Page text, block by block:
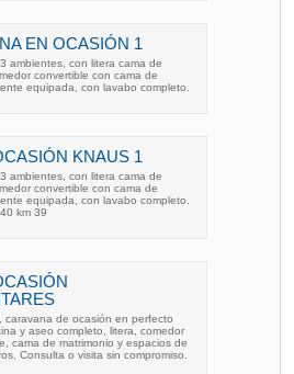
EN OCASIÓN 1
ambientes, con litera cama de
convertible con cama de
equipada, con lavabo completo.
KNAUS 1
ambientes, con litera cama de
convertible con cama de
equipada, con lavabo completo.
km 39
caravana de ocasión en perfecto
y aseo completo, litera, comedor
cama de matrimonio y espacios de
Consulta o visita sin compromiso.